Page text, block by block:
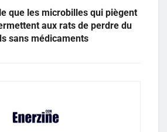
que les microbilles qui piègent
aux rats de perdre du
sans médicaments